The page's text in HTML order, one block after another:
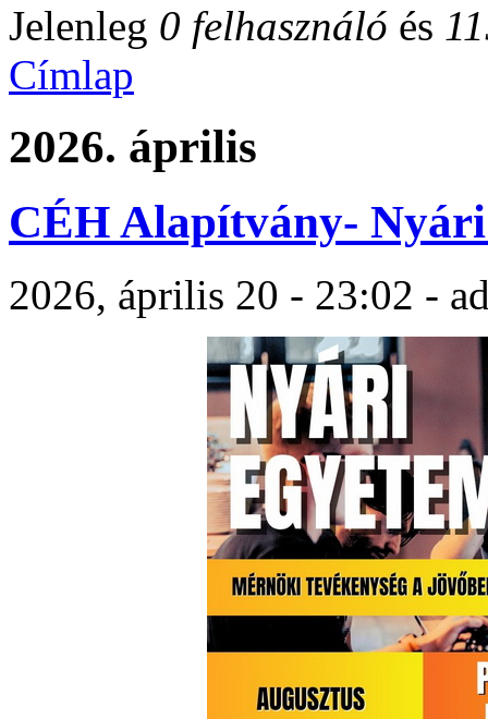
Jelenleg 0 felhasználó és
Címlap
2026. április
CÉH Alapítvány- Nyári
2026, április 20 - 23:02 -